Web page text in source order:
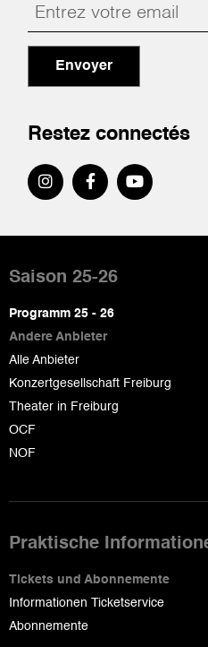
Envoyer
Restez connectés
de
page
Saison 25-26
Programm 25 - 26
Andere Anbieter
Alle Anbieter
Konzertgesellschaft Freiburg
Theater in Freiburg
OCF
NOF
Praktische
Tickets und Abonnemente
Informationen Ticketservice
Abonnemente